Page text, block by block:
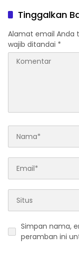
Tinggalkan
Alamat email Anda
wajib ditandai *
Simpan nama,
peramban ini